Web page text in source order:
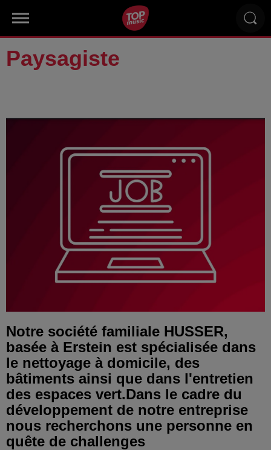
Paysagiste
Notre société familiale HUSSER,
basée à Erstein est spécialisée dans
le nettoyage à domicile, des
bâtiments ainsi que dans l'entretien
des espaces vert.Dans le cadre du
développement de notre entreprise
nous recherchons une personne en
quête de challenges